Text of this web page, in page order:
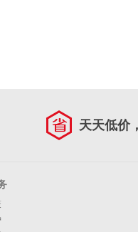
天天低价